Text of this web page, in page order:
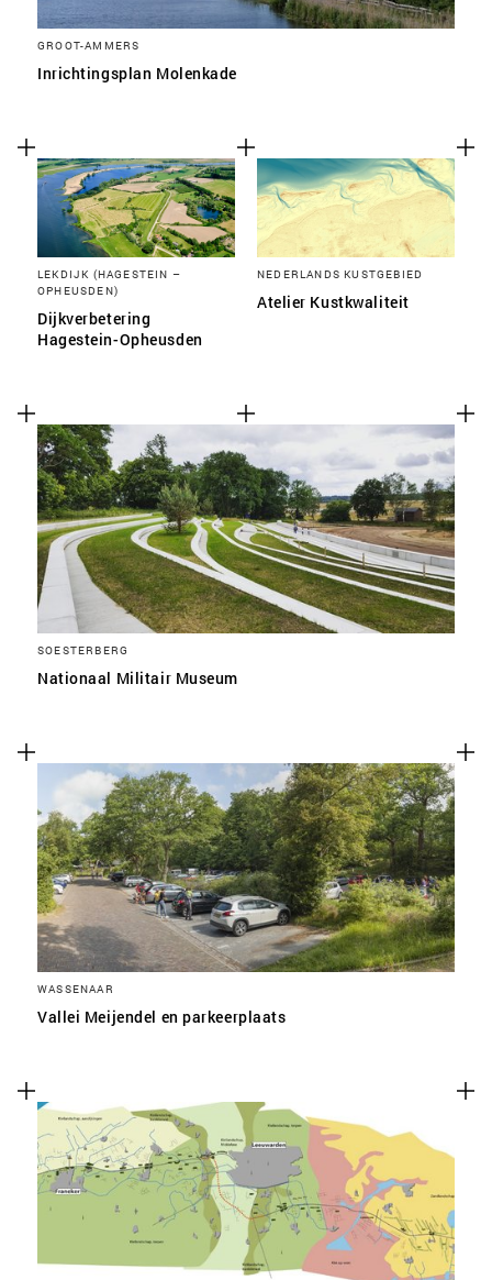
GROOT-AMMERS
Inrichtingsplan Molenkade
LEKDIJK (HAGESTEIN –
OPHEUSDEN)
Dijkverbetering
Hagestein-Opheusden
NEDERLANDS KUSTGEBIED
Atelier Kustkwaliteit
SOESTERBERG
Nationaal Militair Museum
WASSENAAR
Vallei Meijendel en parkeerplaats